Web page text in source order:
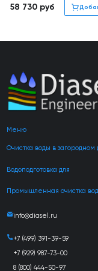
58 730 руб
Меню
Очистка воды в загородном
Водоподготовка для
Промышленная очистка
info@diasel.ru
+7 (499) 391-39-59
+7 (929) 987-73-00
8 (800) 444-50-97